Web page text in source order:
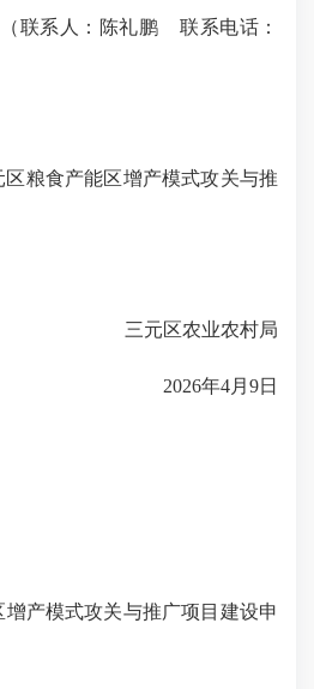
联系人：陈礼鹏 联系电话：
区粮食产能区增产模式攻关与推
区农业农村局
2026年4月9日
产模式攻关与推广项目建设申